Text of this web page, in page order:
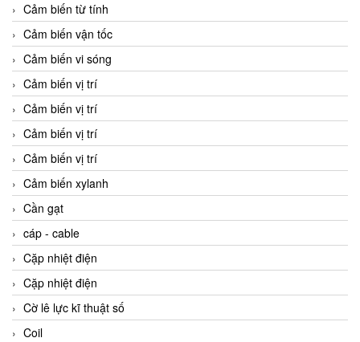
Cảm biến từ tính
Cảm biến vận tốc
Cảm biến vi sóng
Cảm biến vị trí
Cảm biến vị trí
Cảm biến vị trí
Cảm biến vị trí
Cảm biến xylanh
Cần gạt
cáp - cable
Cặp nhiệt điện
Cặp nhiệt điện
Cờ lê lực kĩ thuật số
Coil